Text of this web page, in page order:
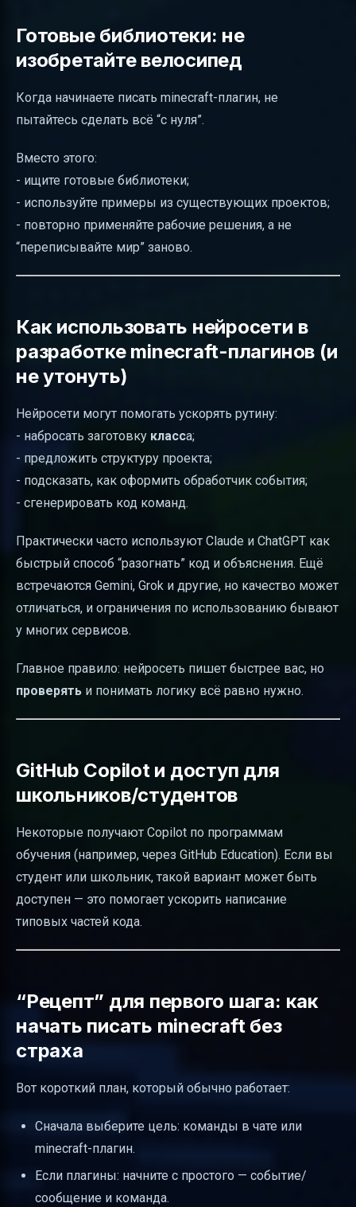
Готовые библиотеки: не
изобретайте велосипед
Когда начинаете писать minecraft-плагин, не
пытайтесь сделать всё “с нуля”.
Вместо этого:
- ищите готовые библиотеки;
- используйте примеры из существующих проектов;
- повторно применяйте рабочие решения, а не
“переписывайте мир” заново.
Как использовать нейросети в
разработке minecraft-плагинов (и
не утонуть)
Нейросети могут помогать ускорять рутину:
- набросать заготовку класса;
- предложить структуру проекта;
- подсказать, как оформить обработчик события;
- сгенерировать код команд.
Практически часто используют Claude и ChatGPT как
быстрый способ “разогнать” код и объяснения. Ещё
встречаются Gemini, Grok и другие, но качество может
отличаться, и ограничения по использованию бывают
у многих сервисов.
Главное правило: нейросеть пишет быстрее вас, но
проверять и понимать логику всё равно нужно.
GitHub Copilot и доступ для
школьников/студентов
Некоторые получают Copilot по программам
обучения (например, через GitHub Education). Если вы
студент или школьник, такой вариант может быть
доступен — это помогает ускорить написание
типовых частей кода.
“Рецепт” для первого шага: как
начать писать minecraft без
страха
Вот короткий план, который обычно работает:
Сначала выберите цель: команды в чате или
minecraft-плагин.
Если плагины: начните с простого — событие/
сообщение и команда.